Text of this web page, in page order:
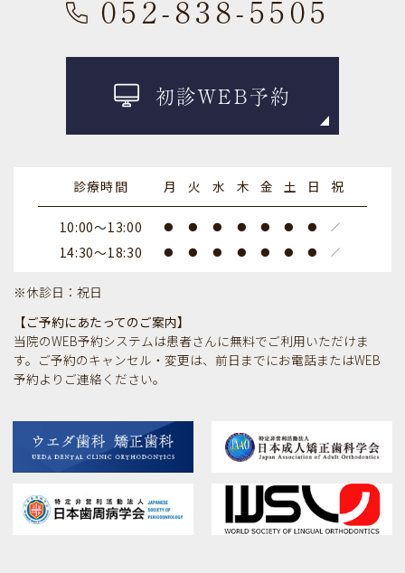
052-838-5505
初診WEB予約
診療時間 月 火 水 木 金 土 日 祝
10:00～13:00 ● ● ● ● ● ● ● ／
14:30～18:30 ● ● ● ● ● ● ● ／
※休診日：祝日
【ご予約にあたってのご案内】
当院のWEB予約システムは患者さんに無料でご利用いただけま
す。ご予約のキャンセル・変更は、前日までにお電話またはWEB
予約よりご連絡ください。